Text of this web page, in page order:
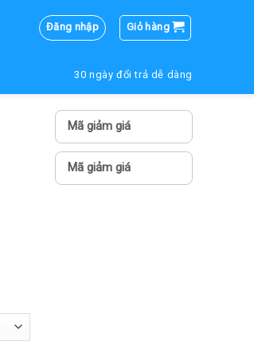
Đăng nhập Giỏ hàng
30 ngày đổi trả dễ dàng
Mã giảm giá
Mã giảm giá